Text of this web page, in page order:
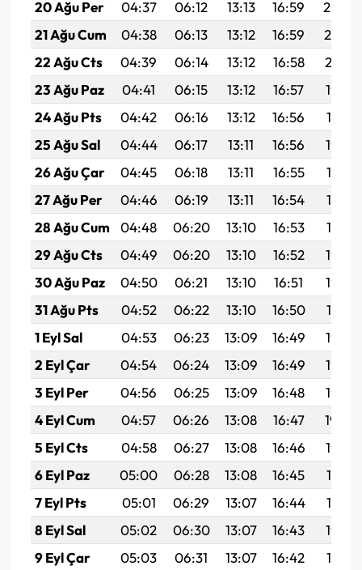
20 Ağu Per 04:37 06:12 13:13 16:59
20:04
21 Ağu Cum
04:38 06:13 13:12 16:59
20:02
22 Ağu Cts
04:39 06:14 13:12 16:58
20:01
23 Ağu Paz
04:41 06:15 13:12 16:57
19:59
24 Ağu Pts
04:42 06:16 13:12 16:56
19:58
25 Ağu Sal
04:44 06:17 13:11 16:56
19:56
26 Ağu Çar
04:45 06:18 13:11 16:55
19:55
27 Ağu Per
04:46 06:19 13:11 16:54
19:53
28 Ağu Cum
04:48 06:20 13:10 16:53
19:52
29 Ağu Cts
04:49 06:20 13:10 16:52
19:50
30 Ağu Paz
04:50 06:21 13:10 16:51
19:48
31 Ağu Pts
04:52 06:22 13:10 16:50
19:47
1 Eyl Sal
04:53 06:23 13:09 16:49
19:45
2 Eyl Çar
04:54 06:24 13:09 16:49
19:43
3 Eyl Per
04:56 06:25 13:09 16:48
19:42
4 Eyl Cum
04:57 06:26 13:08 16:47
19:40
5 Eyl Cts
04:58 06:27 13:08 16:46
19:39
6 Eyl Paz
05:00 06:28 13:08 16:45
19:37
7 Eyl Pts
05:01 06:29 13:07 16:44
19:35
8 Eyl Sal
05:02 06:30 13:07 16:43
19:34
9 Eyl Çar
05:03 06:31 13:07 16:42 19:32